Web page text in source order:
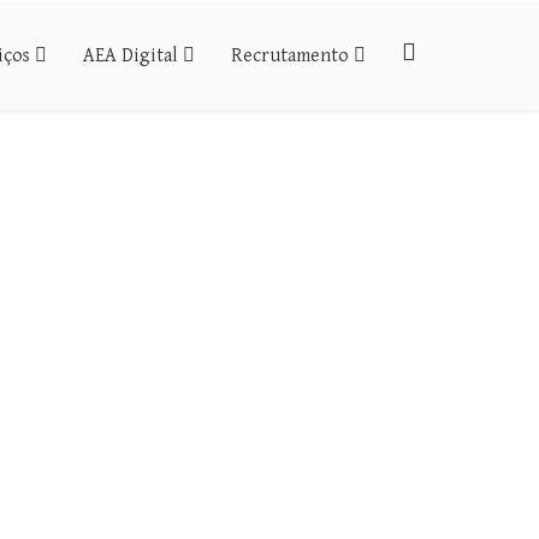
AEA Digital Recrutamento